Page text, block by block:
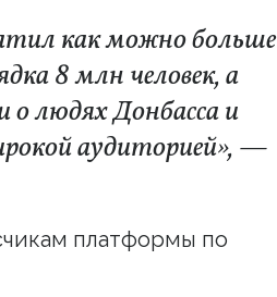
как можно больше
8 млн человек, а
о людях Донбасса и
аудиторией», —
платформы по